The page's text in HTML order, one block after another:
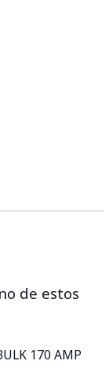
de estos
170 AMP